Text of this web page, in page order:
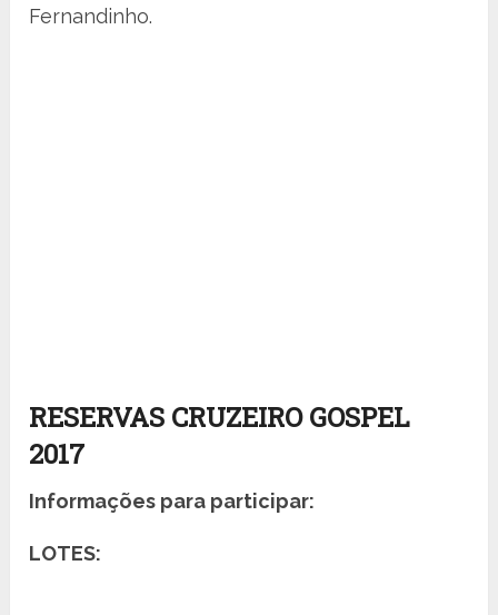
Fernandinho.
RESERVAS CRUZEIRO GOSPEL
2017
Informações para participar:
LOTES: